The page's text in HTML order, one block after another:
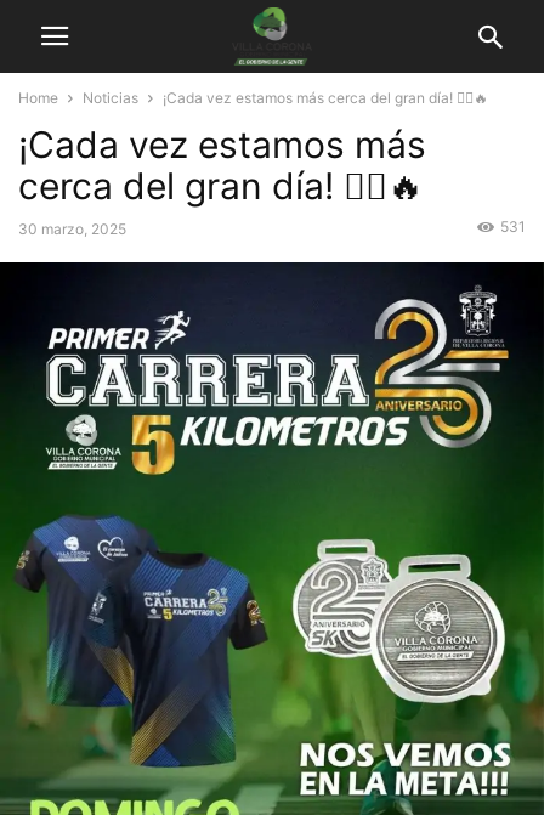
Home Noticias ¡Cada vez estamos más cerca del gran día! 🏃‍♀️🔥
¡Cada vez estamos más
cerca del gran día! 🏃‍♀️🔥
30 marzo, 2025 531